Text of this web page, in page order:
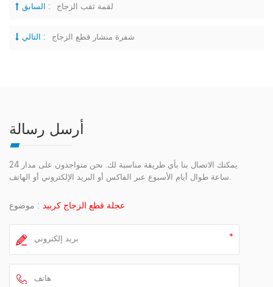
السابق : لقمة ثقب الزجاج
التالي : شفرة منشار قطع الزجاج
أرسل رسالة
يمكنك الاتصال بنا بأي طريقة مناسبة لك. نحن متواجدون على مدار 24
ساعة طوال أيام الأسبوع عبر الفاكس أو البريد الإلكتروني أو الهاتف.
موضوع : عجلة قطع الزجاج كربيد